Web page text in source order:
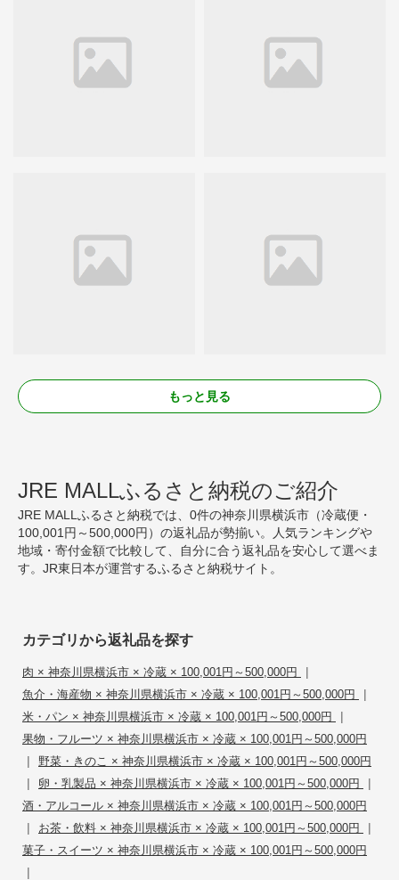
もっと見る
JRE MALLふるさと納税のご紹介
JRE MALLふるさと納税では、0件の神奈川県横浜市（冷蔵便・
100,001円～500,000円）の返礼品が勢揃い。人気ランキングや
地域・寄付金額で比較して、自分に合う返礼品を安心して選べま
す。JR東日本が運営するふるさと納税サイト。
カテゴリから返礼品を探す
肉 × 神奈川県横浜市 × 冷蔵 × 100,001円～500,000円 |
魚介・海産物 × 神奈川県横浜市 × 冷蔵 × 100,001円～500,000円 |
米・パン × 神奈川県横浜市 × 冷蔵 × 100,001円～500,000円 |
果物・フルーツ × 神奈川県横浜市 × 冷蔵 × 100,001円～500,000円
| 野菜・きのこ × 神奈川県横浜市 × 冷蔵 × 100,001円～500,000円
| 卵・乳製品 × 神奈川県横浜市 × 冷蔵 × 100,001円～500,000円 |
酒・アルコール × 神奈川県横浜市 × 冷蔵 × 100,001円～500,000円
| お茶・飲料 × 神奈川県横浜市 × 冷蔵 × 100,001円～500,000円 |
菓子・スイーツ × 神奈川県横浜市 × 冷蔵 × 100,001円～500,000円
|